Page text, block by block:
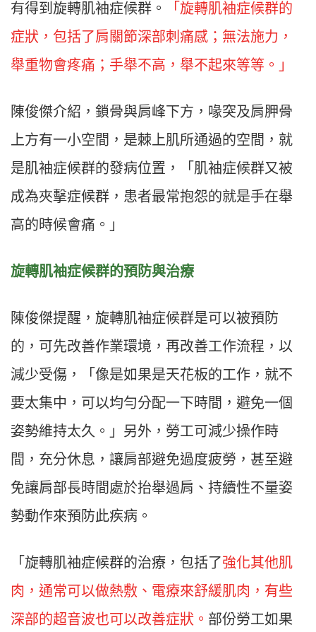
有得到旋轉肌袖症候群。
「旋轉肌袖症候群的
症狀，包括了肩關節深部刺痛感；無法施力，
舉重物會疼痛；手舉不高，舉不起來等等。」
陳俊傑介紹，鎖骨與肩峰下方，喙突及肩胛骨
上方有一小空間，是棘上肌所通過的空間，就
是肌袖症候群的發病位置，「肌袖症候群又被
成為夾擊症候群，患者最常抱怨的就是手在舉
高的時候會痛。」
旋轉肌袖症候群的預防與治療
陳俊傑提醒，旋轉肌袖症候群是可以被預防
的，可先改善作業環境，再改善工作流程，以
減少受傷，「像是如果是天花板的工作，就不
要太集中，可以均勻分配一下時間，避免一個
姿勢維持太久。」另外，勞工可減少操作時
間，充分休息，讓肩部避免過度疲勞，甚至避
免讓肩部長時間處於抬舉過肩、持續性不量姿
勢動作來預防此疾病。
「旋轉肌袖症候群的治療，包括了強化其他肌
肉，通常可以做熱敷、電療來舒緩肌肉，有些
深部的超音波也可以改善症狀。 部份勞工如果